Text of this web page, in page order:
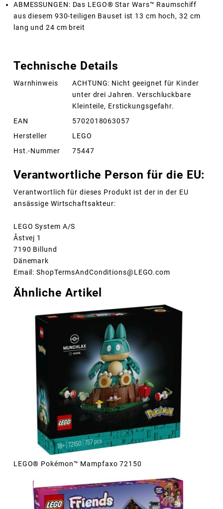
ABMESSUNGEN: Das LEGO® Star Wars™ Raumschiff
aus diesem 930-teiligen Bauset ist 13 cm hoch, 32 cm
lang und 24 cm breit
Technische Details
Warnhinweis
ACHTUNG: Nicht geeignet für Kinder
unter drei Jahren. Verschluckbare
Kleinteile, Erstickungsgefahr.
EAN
5702018063057
Hersteller
LEGO
Hst.-Nummer
75447
Verantwortliche Person für die EU:
Verantwortlich für dieses Produkt ist der in der EU
ansässige Wirtschaftsakteur:
LEGO System A/S
Åstvej 1
7190 Billund
Dänemark
Email: ShopTermsAndConditions@LEGO.com
Ähnliche Artikel
LEGO® Pokémon™ Mampfaxo 72150